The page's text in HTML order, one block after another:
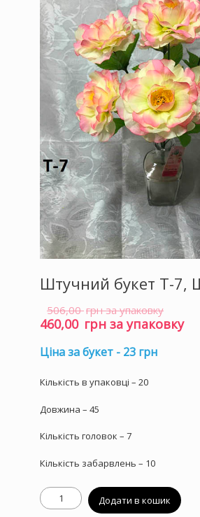
Штучний букет T-
506,00грн за упаковку
ціна:
460,00 грн за упаковку
Ціна за букет - 23 грн
Кількість в упаковці – 20
Довжина – 45
Кількість головок – 7
Кількість забарвлень – 10
Штучний
букет
Додати в кошик